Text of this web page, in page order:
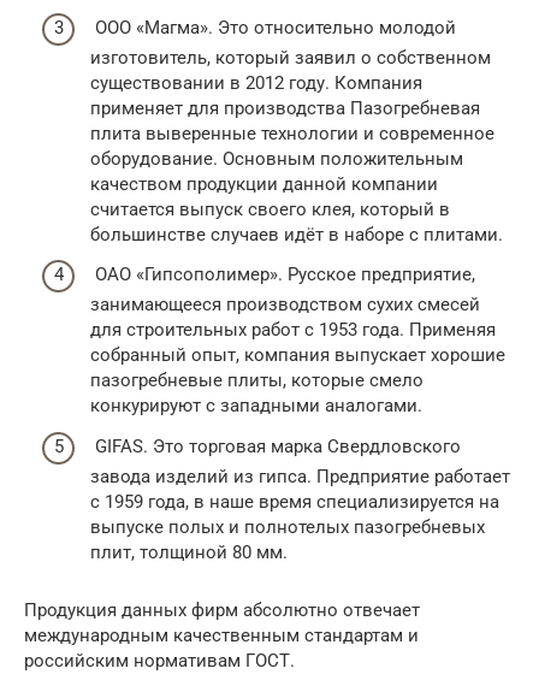
ООО «Магма». Это относительно молодой
изготовитель, который заявил о собственном
существовании в 2012 году. Компания
применяет для производства Пазогребневая
плита выверенные технологии и современное
оборудование. Основным положительным
качеством продукции данной компании
считается выпуск своего клея, который в
большинстве случаев идёт в наборе с плитами.
ОАО «Гипсополимер». Русское предприятие,
занимающееся производством сухих смесей
для строительных работ с 1953 года. Применяя
собранный опыт, компания выпускает хорошие
пазогребневые плиты, которые смело
конкурируют с западными аналогами.
GIFAS. Это торговая марка Свердловского
завода изделий из гипса. Предприятие работает
с 1959 года, в наше время специализируется на
выпуске полых и полнотелых пазогребневых
плит, толщиной 80 мм.
Продукция данных фирм абсолютно отвечает
международным качественным стандартам и
российским нормативам ГОСТ.